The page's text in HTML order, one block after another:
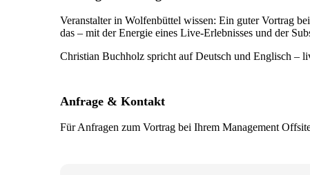
Veranstalter in Wolfenbüttel wissen: Ein guter Vortrag
das – mit der Energie eines Live-Erlebnisses und der
Christian Buchholz spricht auf Deutsch und Englisch –
Anfrage & Kontakt
Für Anfragen zum Vortrag bei Ihrem Management